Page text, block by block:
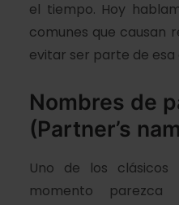
el tiempo. Hoy
comunes que causan
evitar ser parte de
Nombres de
(Partner’s
Uno de los clásicos
momento parezca